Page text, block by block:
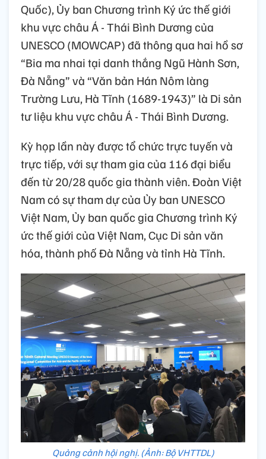
Quốc), Ủy ban Chương trình Ký ức thế giới
khu vực châu Á - Thái Bình Dương của
UNESCO (MOWCAP) đã thông qua hai hồ sơ
“Bia ma nhai tại danh thắng Ngũ Hành Sơn,
Đà Nẵng” và “Văn bản Hán Nôm làng
Trường Lưu, Hà Tĩnh (1689-1943)” là Di sản
tư liệu khu vực châu Á - Thái Bình Dương.
Kỳ họp lần này được tổ chức trực tuyến và
trực tiếp, với sự tham gia của 116 đại biểu
đến từ 20/28 quốc gia thành viên. Đoàn Việt
Nam có sự tham dự của Ủy ban UNESCO
Việt Nam, Ủy ban quốc gia Chương trình Ký
ức thế giới của Việt Nam, Cục Di sản văn
hóa, thành phố Đà Nẵng và tỉnh Hà Tĩnh.
Quảng cảnh hội nghị. (Ảnh: Bộ VHTTDL)